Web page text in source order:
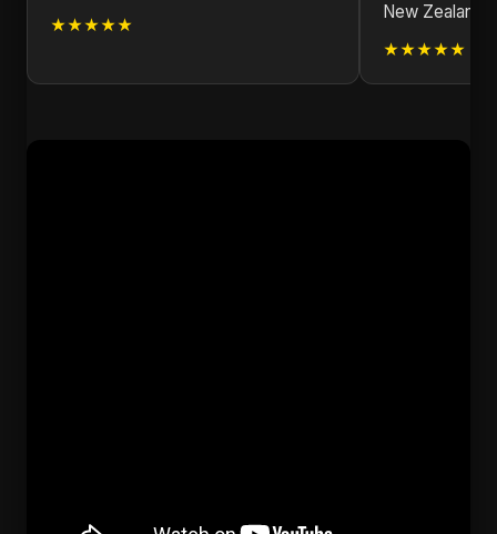
★★★★★
New Zealand!
★★★★★